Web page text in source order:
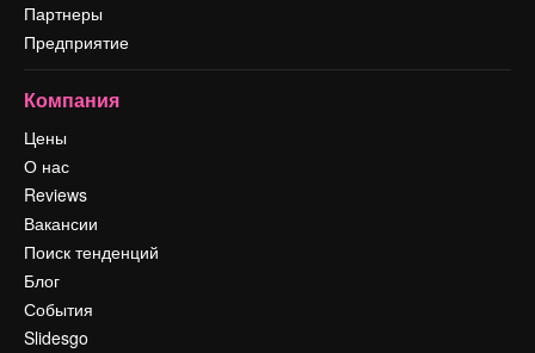
Партнеры
Предприятие
Компания
Цены
О нас
Reviews
Вакансии
Поиск тенденций
Блог
События
Slidesgo